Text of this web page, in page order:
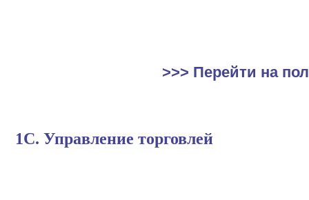
>>> Перейти на
1С. Управление торговлей